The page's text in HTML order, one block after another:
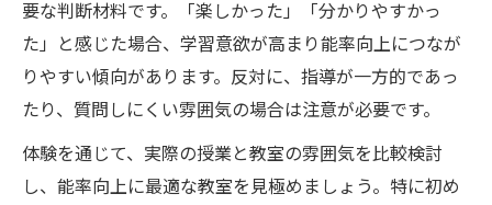
要な判断材料です。「楽しかった」「分かりやすかっ
た」と感じた場合、学習意欲が高まり能率向上につなが
りやすい傾向があります。反対に、指導が一方的であっ
たり、質問しにくい雰囲気の場合は注意が必要です。
体験を通じて、実際の授業と教室の雰囲気を比較検討
し、能率向上に最適な教室を見極めましょう。特に初め